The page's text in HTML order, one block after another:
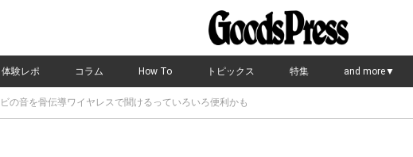
体験レポ コラム How To トピックス 特集 and more▼
の音を骨伝導ワイヤレスで聞けるっていろいろ便利かも